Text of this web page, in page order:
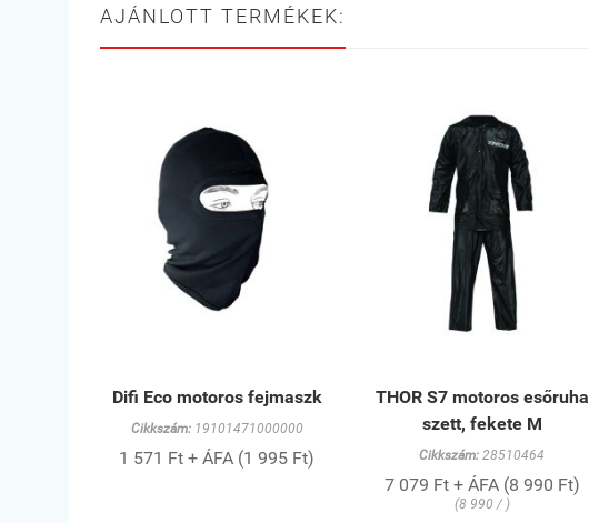
AJÁNLOTT TERMÉKEK:
Difi Eco motoros fejmaszk
Cikkszám:19101471000000
1 571 Ft + ÁFA (1 995 Ft)
THOR S7 motoros esőruha
szett, fekete M
Cikkszám: 28510464
7 079 Ft + ÁFA (8 990 Ft)
(8 990 / )